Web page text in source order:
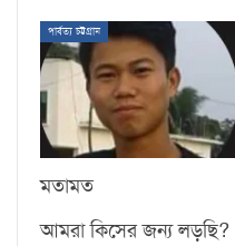
পার্বত্য চট্টগ্রাম
মতামত
আমরা কিসের জন্য লড়ছি?